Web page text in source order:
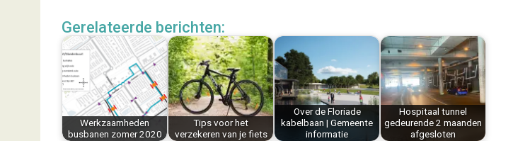
e
b
o
k
t
e
r
e
s
t
k
e
d
I
n
i
l
t
s
A
p
p
e
n
Gerelateerde berichten:
Werkzaamheden
busbanen zomer 2020
Tips voor het
verzekeren van je fiets
Over de Floriade
kabelbaan | Gemeente
informatie
Hospitaal tunnel
gedeurende 2 maanden
afgesloten